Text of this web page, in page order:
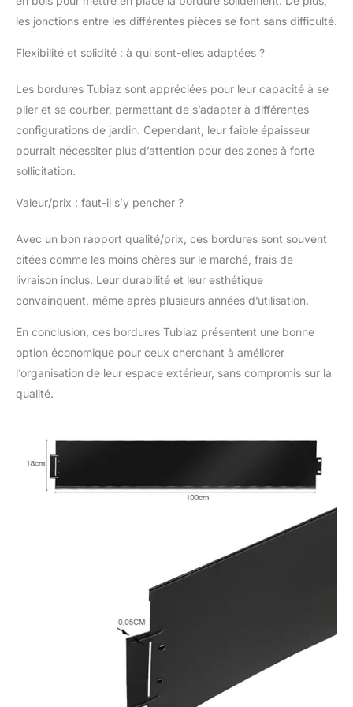
les jonctions entre les différentes pièces se font sans difficulté.
Flexibilité et solidité : à qui sont-elles adaptées ?
Les bordures Tubiaz sont appréciées pour leur capacité à se
plier et se courber, permettant de s’adapter à différentes
configurations de jardin. Cependant, leur faible épaisseur
pourrait nécessiter plus d’attention pour des zones à forte
sollicitation.
Valeur/prix : faut-il s’y pencher ?
Avec un bon rapport qualité/prix, ces bordures sont souvent
citées comme les moins chères sur le marché, frais de
livraison inclus. Leur durabilité et leur esthétique
convainquent, même après plusieurs années d’utilisation.
En conclusion, ces bordures Tubiaz présentent une bonne
option économique pour ceux cherchant à améliorer
l’organisation de leur espace extérieur, sans compromis sur la
qualité.